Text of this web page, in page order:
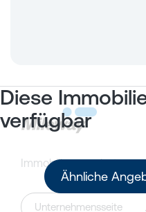
Diese
verfügbar
Ähnliche
Immobilienangebote
Unternehmensseite